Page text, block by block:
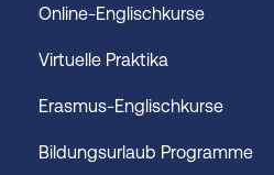
Online-Englischkurse
Virtuelle Praktika
Erasmus-Englischkurse
Bildungsurlaub Programme